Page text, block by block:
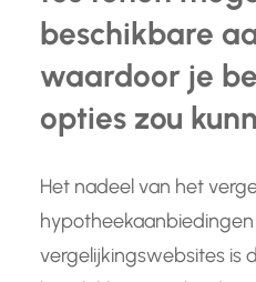
beschikbare
waardoor je
opties zou
Het nadeel van het
vergelijkingswebsites is